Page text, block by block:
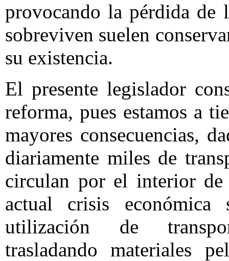
provocando la pérdida de
sobreviven suelen
su existencia.
El presente legislador
reforma, pues estamos a
mayores consecuencias,
diariamente miles de
circulan por el interior de
actual crisis
utilización de
trasladando materiales